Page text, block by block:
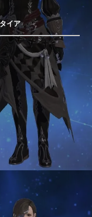
イア